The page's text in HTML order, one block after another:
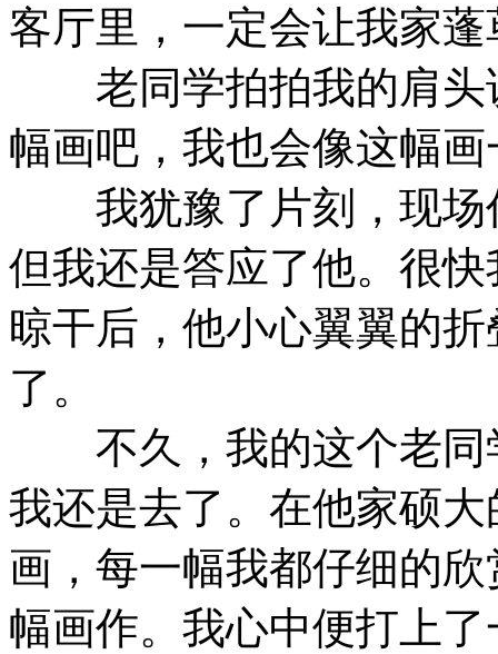
客厅里，一定会让我家蓬
老同学拍拍我的肩头
幅画吧，我也会像这幅
我犹豫了片刻，现场
但我还是答应了他。很
晾干后，他小心翼翼的
了。
不久，我的这个老同
我还是去了。在他家硕
画，每一幅我都仔细的
幅画作。我心中便打上